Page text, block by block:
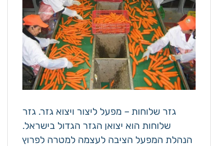
גזר שלוחות – מפעל ליצור ויצוא גזר. גזר
שלוחות הוא יצואן הגזר הגדול בישראל.
הנהלת המפעל הציבה לעצמה למטרה לפרוץ